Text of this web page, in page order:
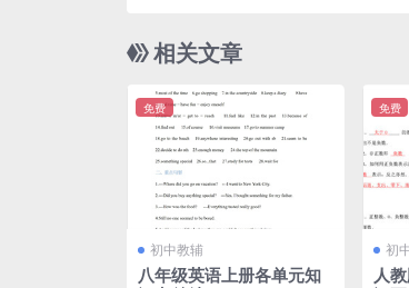
相关文章
免费
初中教辅
八年级英语上册各单元知
免费
初
人